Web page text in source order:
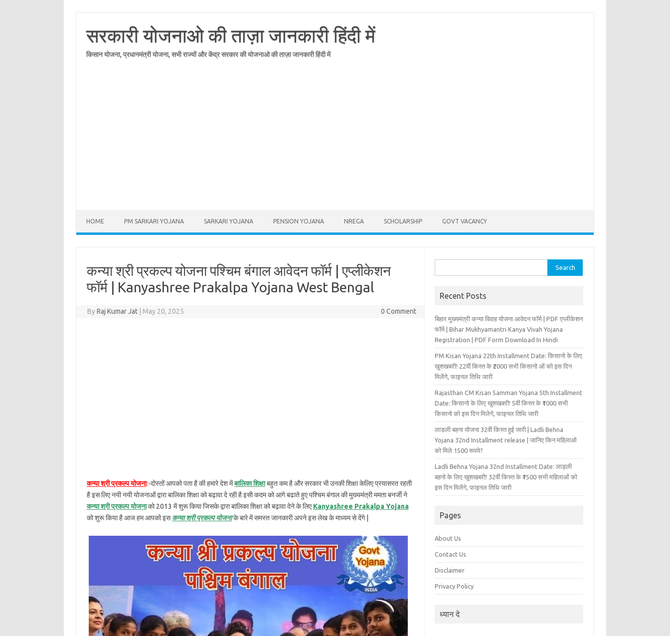
content
सरकारी योजनाओ की ताज़ा जानकारी हिंदी में
किसान योजना, प्रधानमंत्री योजना, सभी राज्यों और केंद्र सरकार की योजनाओ की ताज़ा जानकारी हिंदी में
HOME PM SARKARI YOJANA SARKARI YOJANA PENSION YOJANA NREGA SCHOLARSHIP GOVT VACANCY
कन्या श्री प्रकल्प योजना पश्चिम बंगाल आवेदन फॉर्म | एप्लीकेशन
फॉर्म | Kanyashree Prakalpa Yojana West Bengal
ByRaj Kumar Jat May 20, 2025 0 Comment
कन्या श्री प्रकल्प योजना:-दोस्तों आपको पता है की हमारे देश मेंबालिका शिक्षाबहुत कम है और सरकार भी उनकी शिक्षा केलिए प्रयासरत रहती
है इस लिए नयी नयी योजनाओं द्वारा बालिका शिक्षा को बढ़ावा दे रही है इसी कदम को आगे बढाते हुए पश्चिम बंगाल की मुख्यमंत्री ममता बनर्जी ने
कन्या श्री प्रकल्प योजनाको 2013 में शुरू किया जिसके द्वारा बालिका शिक्षा को बढ़ावा देने के लिए Kanyashree Prakalpa Yojana
को शुरू किया है आज हम आपको इसकन्या श्री प्रकल्प योजनाके बारे में समस्त जानकारी अपने इस लेख के माध्यम से देंगे |
for:
Recent Posts
बिहार मुख्‍यमंत्री कन्‍या विवा‍ह योजना आवेदन फॉर्म | PDF एप्लीकेशन
फॉर्म | Bihar Mukhyamantri Kanya Vivah Yojana
Registration | PDF Form Download In Hindi
PM Kisan Yojana 22th Installment Date: किसानो के लिए
खुशखबरी! 22वीं किस्त के ₹2000 सभी किसानो ओं को इस दिन
मिलेंगे, फाइनल तिथि जारी
Rajasthan CM Kisan Samman Yojana 5th Installment
Date: किसानो के लिए खुशखबरी! 5वीं किस्त के ₹1000 सभी
किसानो को इस दिन मिलेगे, फाइनल तिथि जारी
लाडली बहना योजना 32वीं किस्त हुई जारी | Ladli Behna
Yojana 32nd Installment release | जानिए किन महिलाओ
को मिले 1500 रूपये?
Ladli Behna Yojana 32nd Installment Date: लाड़ली
बहनो के लिए खुशखबरी! 32वीं किस्त के ₹1500 सभी महिलाओं को
इस दिन मिलेंगे, फाइनल तिथि जारी
Pages
About Us
Contact Us
Disclaimer
Privacy Policy
ध्यान दे